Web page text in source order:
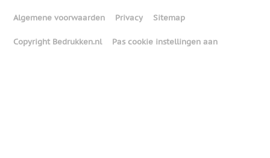
Algemene voorwaarden Privacy Sitemap
Copyright Bedrukken.nl Pas cookie instellingen aan